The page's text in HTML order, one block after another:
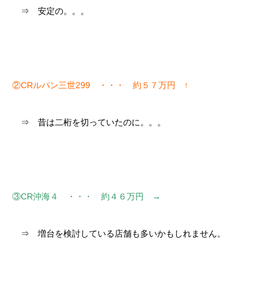
⇒ 安定の。。。
②CRルパン三世299 ・・・ 約５７万円 ↑
⇒ 昔は二桁を切っていたのに。。。
③CR沖海４ ・・・ 約４６万円 →
⇒ 増台を検討している店舗も多いかもしれません。